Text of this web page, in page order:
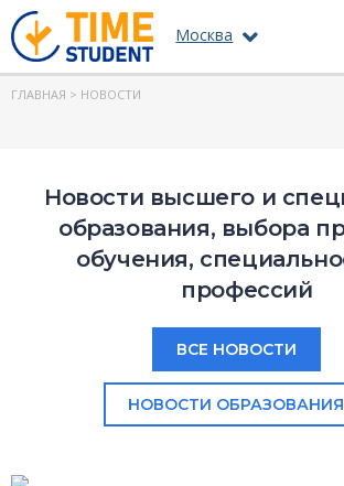
Москва
ГЛАВНАЯ > НОВОСТИ
Новости высшего и
образования, выбора
обучения,
профессий
ВСЕ НОВОСТИ
НОВОСТИ ОБРАЗОВАНИЯ